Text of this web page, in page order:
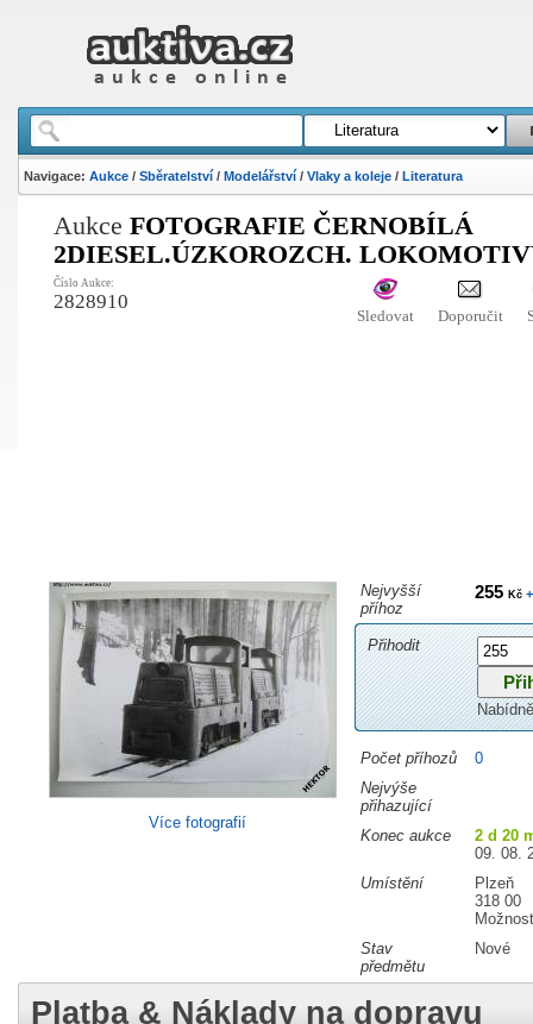
Navigace: Aukce/ Sběratelství/ Modelářství/ Vlaky a koleje/ Literatura
Aukce FOTOGRAFIE ČERNOBÍLÁ
2DIESEL.ÚZKOROZCH.
Číslo Aukce:
2828910
Sledovat Doporučit
Více fotografií
Nejvyšší
příhoz
255 Kč+
Přihodit
Počet příhozů
0
Nejvýše
přihazující
Konec aukce
2 d 20
09. 08.
Umístění
Plzeň
318 00
Stav
předmětu
Nové
Platba & Náklady na dopravu